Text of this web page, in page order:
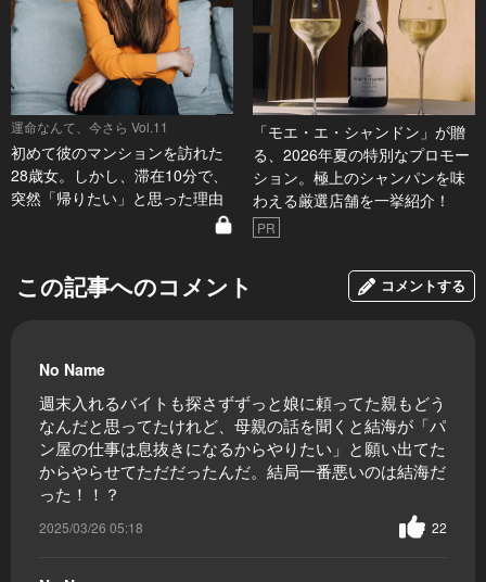
運命なんて、今さら Vol.11
初めて彼のマンションを訪れた
28歳女。しかし、滞在10分で、
突然「帰りたい」と思った理由
「モエ・エ・シャンドン」が贈
る、2026年夏の特別なプロモー
ション。極上のシャンパンを味
わえる厳選店舗を一挙紹介！
PR
この記事へのコメント コメントする
No Name
週末入れるバイトも探さずずっと娘に頼ってた親もどう
なんだと思ってたけれど、母親の話を聞くと結海が「パ
ン屋の仕事は息抜きになるからやりたい」と願い出てた
からやらせてただだったんだ。結局一番悪いのは結海だ
った！！？
2025/03/26 05:18 22